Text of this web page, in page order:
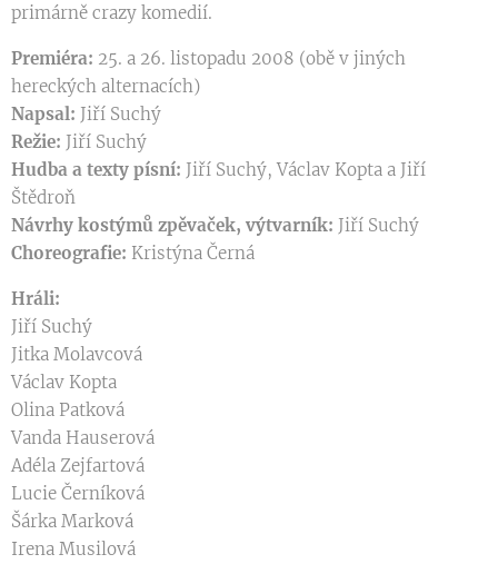
primárně crazy komedií.
Premiéra: 25. a 26. listopadu 2008 (obě v jiných
hereckých alternacích)
Napsal: Jiří Suchý
Režie: Jiří Suchý
Hudba a texty písní: Jiří Suchý, Václav Kopta a Jiří
Štědroň
Návrhy kostýmů zpěvaček, výtvarník: Jiří Suchý
Choreografie: Kristýna Černá
Hráli:
Jiří Suchý
Jitka Molavcová
Václav Kopta
Olina Patková
Vanda Hauserová
Adéla Zejfartová
Lucie Černíková
Šárka Marková
Irena Musilová